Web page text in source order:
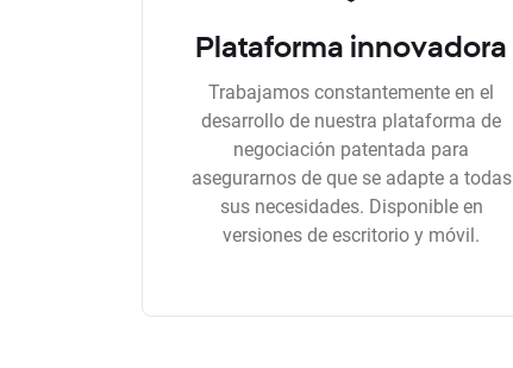
Plataforma innovadora
Trabajamos constantemente en el
desarrollo de nuestra plataforma de
negociación patentada para
asegurarnos de que se adapte a todas
sus necesidades. Disponible en
versiones de escritorio y móvil.